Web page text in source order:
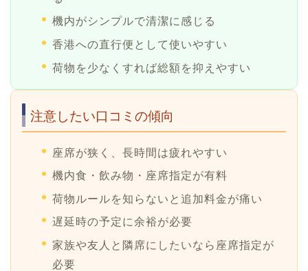
機内がシンプルで清潔に感じる
香港への直行便として使いやすい
荷物を少なくすれば総額を抑えやすい
注意したい口コミの傾向
座席が狭く、長時間は疲れやすい
機内食・飲み物・座席指定が有料
荷物ルールを知らないと追加料金が痛い
遅延時の予定に余裕が必要
家族や友人と隣席にしたいなら座席指定が
必要